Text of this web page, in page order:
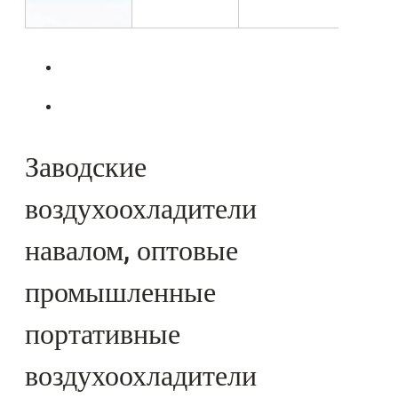
Заводские
воздухоохладители
навалом, оптовые
промышленные
портативные
воздухоохладители